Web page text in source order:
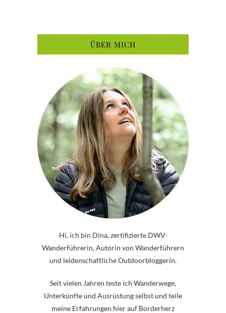
ÜBER MICH
Hi, ich bin Dina, zertifizierte DWV-
Wanderführerin, Autorin von Wanderführern
und leidenschaftliche Outdoorbloggerin.
Seit vielen Jahren teste ich Wanderwege,
Unterkünfte und Ausrüstung selbst und teile
meine Erfahrungen hier auf Borderherz